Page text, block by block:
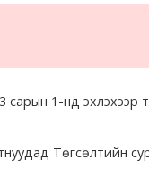
сарын 1-нд эхлэхээр
Төгсөлтийн